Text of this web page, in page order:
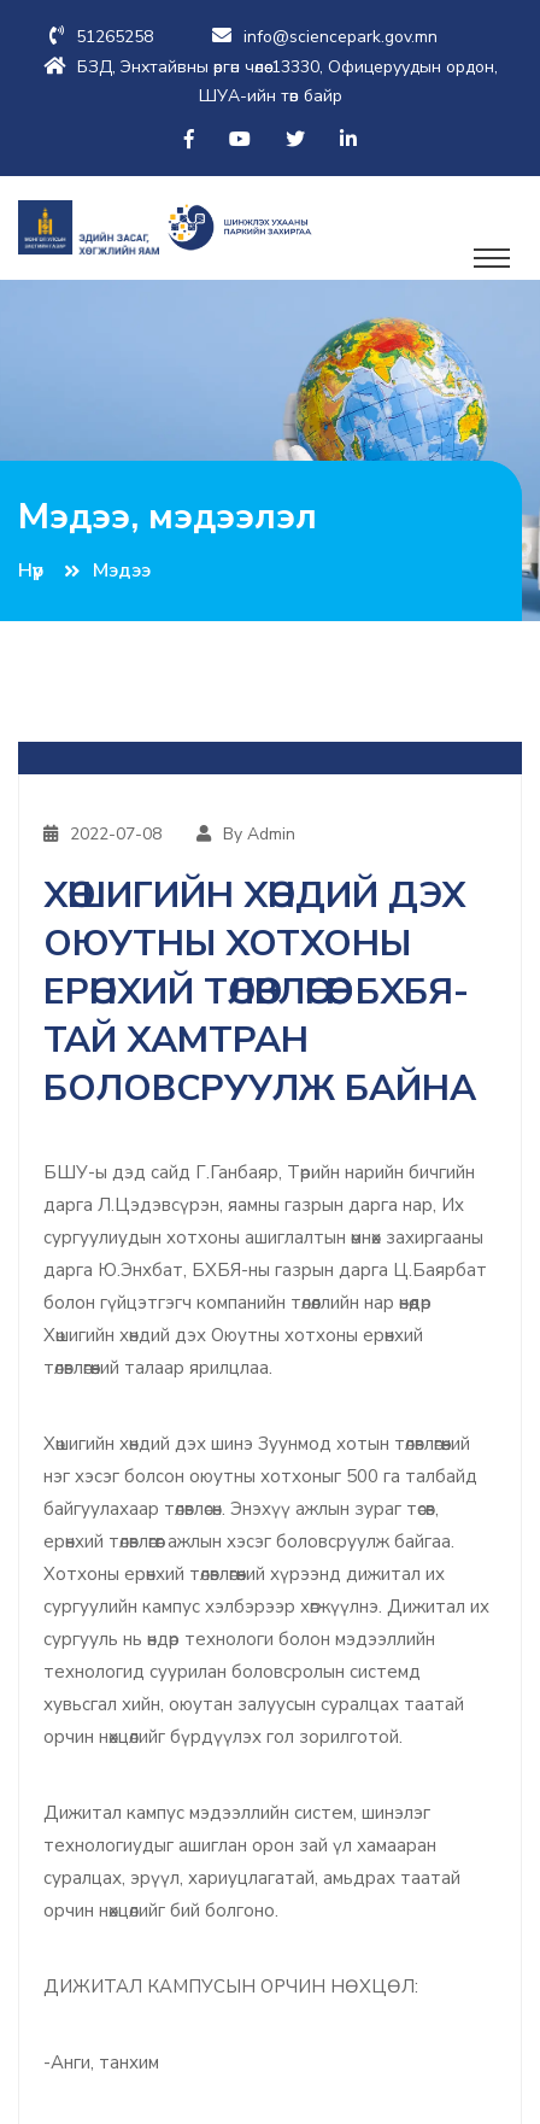
51265258
info@sciencepark.gov.mn
БЗД, Энхтайвны өргөн чөлөө-13330, Офицеруудын ордон,
ШУА-ийн төв байр
Мэдээ, мэдээлэл
Нүүр Мэдээ
2022-07-08 By Admin
ХӨШИГИЙН ХӨНДИЙ ДЭХ
ОЮУТНЫ ХОТХОНЫ
ЕРӨНХИЙ ТӨЛӨВЛӨГӨӨГ БХБЯ-
ТАЙ ХАМТРАН
БОЛОВСРУУЛЖ БАЙНА
БШУ-ы дэд сайд Г.Ганбаяр, Төрийн нарийн бичгийн
дарга Л.Цэдэвсүрэн, яамны газрын дарга нар, Их
сургуулиудын хотхоны ашиглалтын өмнөх захиргааны
дарга Ю.Энхбат, БХБЯ-ны газрын дарга Ц.Баярбат
болон гүйцэтгэгч компанийн төлөөллийн нар өнөөдөр
Хөшигийн хөндий дэх Оюутны хотхоны ерөнхий
төлөвлөгөөний талаар ярилцлаа.
Хөшигийн хөндий дэх шинэ Зуунмод хотын төлөвлөгөөний
нэг хэсэг болсон оюутны хотхоныг 500 га талбайд
байгуулахаар төлөвлөсөн. Энэхүү ажлын зураг төсөв,
ерөнхий төлөвлөгөөг ажлын хэсэг боловсруулж байгаа.
Хотхоны ерөнхий төлөвлөгөөний хүрээнд дижитал их
сургуулийн кампус хэлбэрээр хөгжүүлнэ. Дижитал их
сургууль нь өндөр технологи болон мэдээллийн
технологид суурилан боловсролын системд
хувьсгал хийн, оюутан залуусын суралцах таатай
орчин нөхцөлийг бүрдүүлэх гол зорилготой.
Дижитал кампус мэдээллийн систем, шинэлэг
технологиудыг ашиглан орон зай үл хамааран
суралцах, эрүүл, хариуцлагатай, амьдрах таатай
орчин нөхцөлийг бий болгоно.
ДИЖИТАЛ КАМПУСЫН ОРЧИН НӨХЦӨЛ:
-Анги, танхим